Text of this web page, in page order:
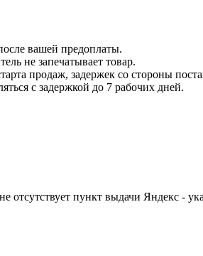
вашей предоплаты.
не запечатывает товар.
продаж, задержек со стороны
с задержкой до 7 рабочих дней.
отсутствует пункт выдачи Яндекс -